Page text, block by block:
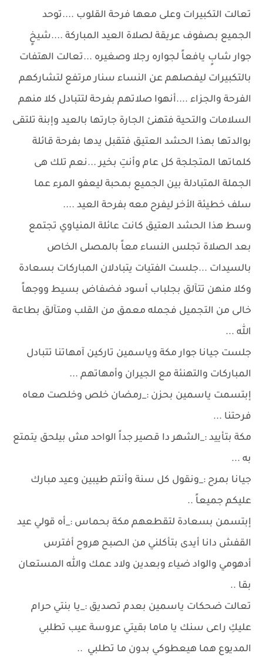
تعالت التكبيرات وعلى معها فرحة القلوب ....توحد
الجميع بصفوف عريقة لصلاة العيد المباركة ....شيخٍ
جوار شابٍ يافعاً لجواره رجلا وصغيره ...تعالت الهتفات
بالتكبيرات ليفصلهم عن النساء سنار مرتفع لتشاركهم
الفرحة والجزاء ....أنهوا صلاتهم بفرحة لتتبادل كلا منهم
السلامات والتحية فتهنئ الجارة جارتها بالعيد وإبنة تلتقى
بوالدتها بهذا الحشد العتيق فتقبل يدها بفرحة قائلة
كلماتها المتجلجة كل عام وأنتِ بخير ...نعم تلك هى
الجملة المتبادلة بين الجميع بمحبة ليعفو المرء عما
سلف خطيئة الأخر ليفرح معه بفرحة العيد ....
وسط هذا الحشد العتيق كانت عائلة المنياوي تجتمع
بعد الصلاة تجلس النساء معاً بالمصلى الخاص
بالسيدات ...جلست الفتيات يتبادلان المباركات بسعادة
وكلا منهن تتآلق بجلباب أسود فضفاض بسيط ووجهاً
خالى من التجميل فجمله معمق من القلب ومتآلق بطاعة
الله ...
جلست جيانا جوار مكة وياسمين تاركين آمهاتنا تتبادل
المباركات والتهنئة مع الجيران وأمهاتهم ...
إبتسمت ياسمين بحزن :_رمضان خلص وخلصت معاه
فرحتنا ...
مكة بتأييد :_الشهر دا قصير جداً الواحد مش بيلحق يتمتع
به ...
جيانا بمرح :_ونقول كل سنة وأنتم طيبين وعيد مبارك
عليكم جميعاً ..
إبتسمن بسعادة لتقطعهم مكة بحماس :_أه قولي عيد
القفش دانا أيدى بتأكلني من الصبح هروح أفترس
أدهومي والواد ضياء وبعدين ولاد عمك والله المستعان
بقا ..
تعالت ضحكات ياسمين بعدم تصديق :_يا بنتي حرام
عليكِ راعى سنك يا ماما بقيتي عروسة عيب تطلبي
المديوع هما هيعطوكي بدون ما تطلبي ..